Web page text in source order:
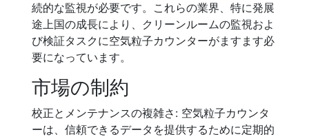
続的な監視が必要です。これらの業界、特に発展
途上国の成長により、クリーンルームの監視およ
び検証タスクに空気粒子カウンターがますます必
要になっています。
市場の制約
校正とメンテナンスの複雑さ: 空気粒子カウンタ
ーは、信頼できるデータを提供するために定期的